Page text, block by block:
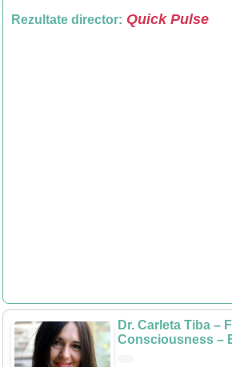
Rezultate director: Quick Pulse
Dr. Carleta Tiba –
Consciousness –